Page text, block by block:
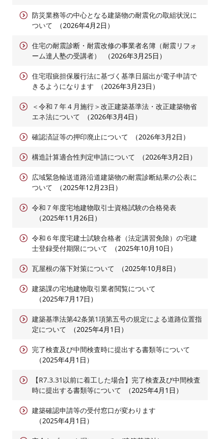
防災業務等の中心となる建築物の耐震化の取組状況に
ついて
2026年4月2日
住宅の耐震診断・耐震改修の事業者名簿（耐震リフォ
ーム達人塾の受講者）
2026年3月25日
住宅瑕疵担保履行法に基づく基準日届出が電子申請で
きるようになります
2026年3月23日
＜令和７年４月施行＞改正建築基準法・改正建築物省
エネ法について
2026年3月4日
確認済証等の押印廃止について 2026年3月2日
構造計算適合性判定申請について 2026年3月2日
広域緊急輸送道路沿道建築物の耐震診断結果の公表に
ついて
2025年12月23日
令和７年度宅地建物取引士資格試験の合格発表
2025年11月26日
令和６年度宅建士試験合格者（法定講習免除）の宅建
士登録受付期限について
2025年10月10日
瓦屋根の落下対策について 2025年10月8日
建築課の宅地建物取引業者閲覧について
2025年7月17日
建築基準法第42条第1項第五号の規定による道路位置指
定について
2025年4月1日
完了検査及び中間検査時に提出する書類等について
2025年4月1日
【R7.3.31以前に着工した場合】完了検査及び中間検査
時に提出する書類等について
2025年4月1日
建築確認申請等の受付窓口が変わります
2025年4月1日